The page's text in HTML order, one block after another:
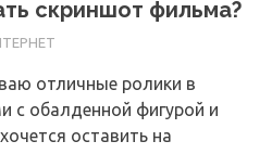
скриншот фильма?
отличные ролики в
с обалденной фигурой и
оставить на